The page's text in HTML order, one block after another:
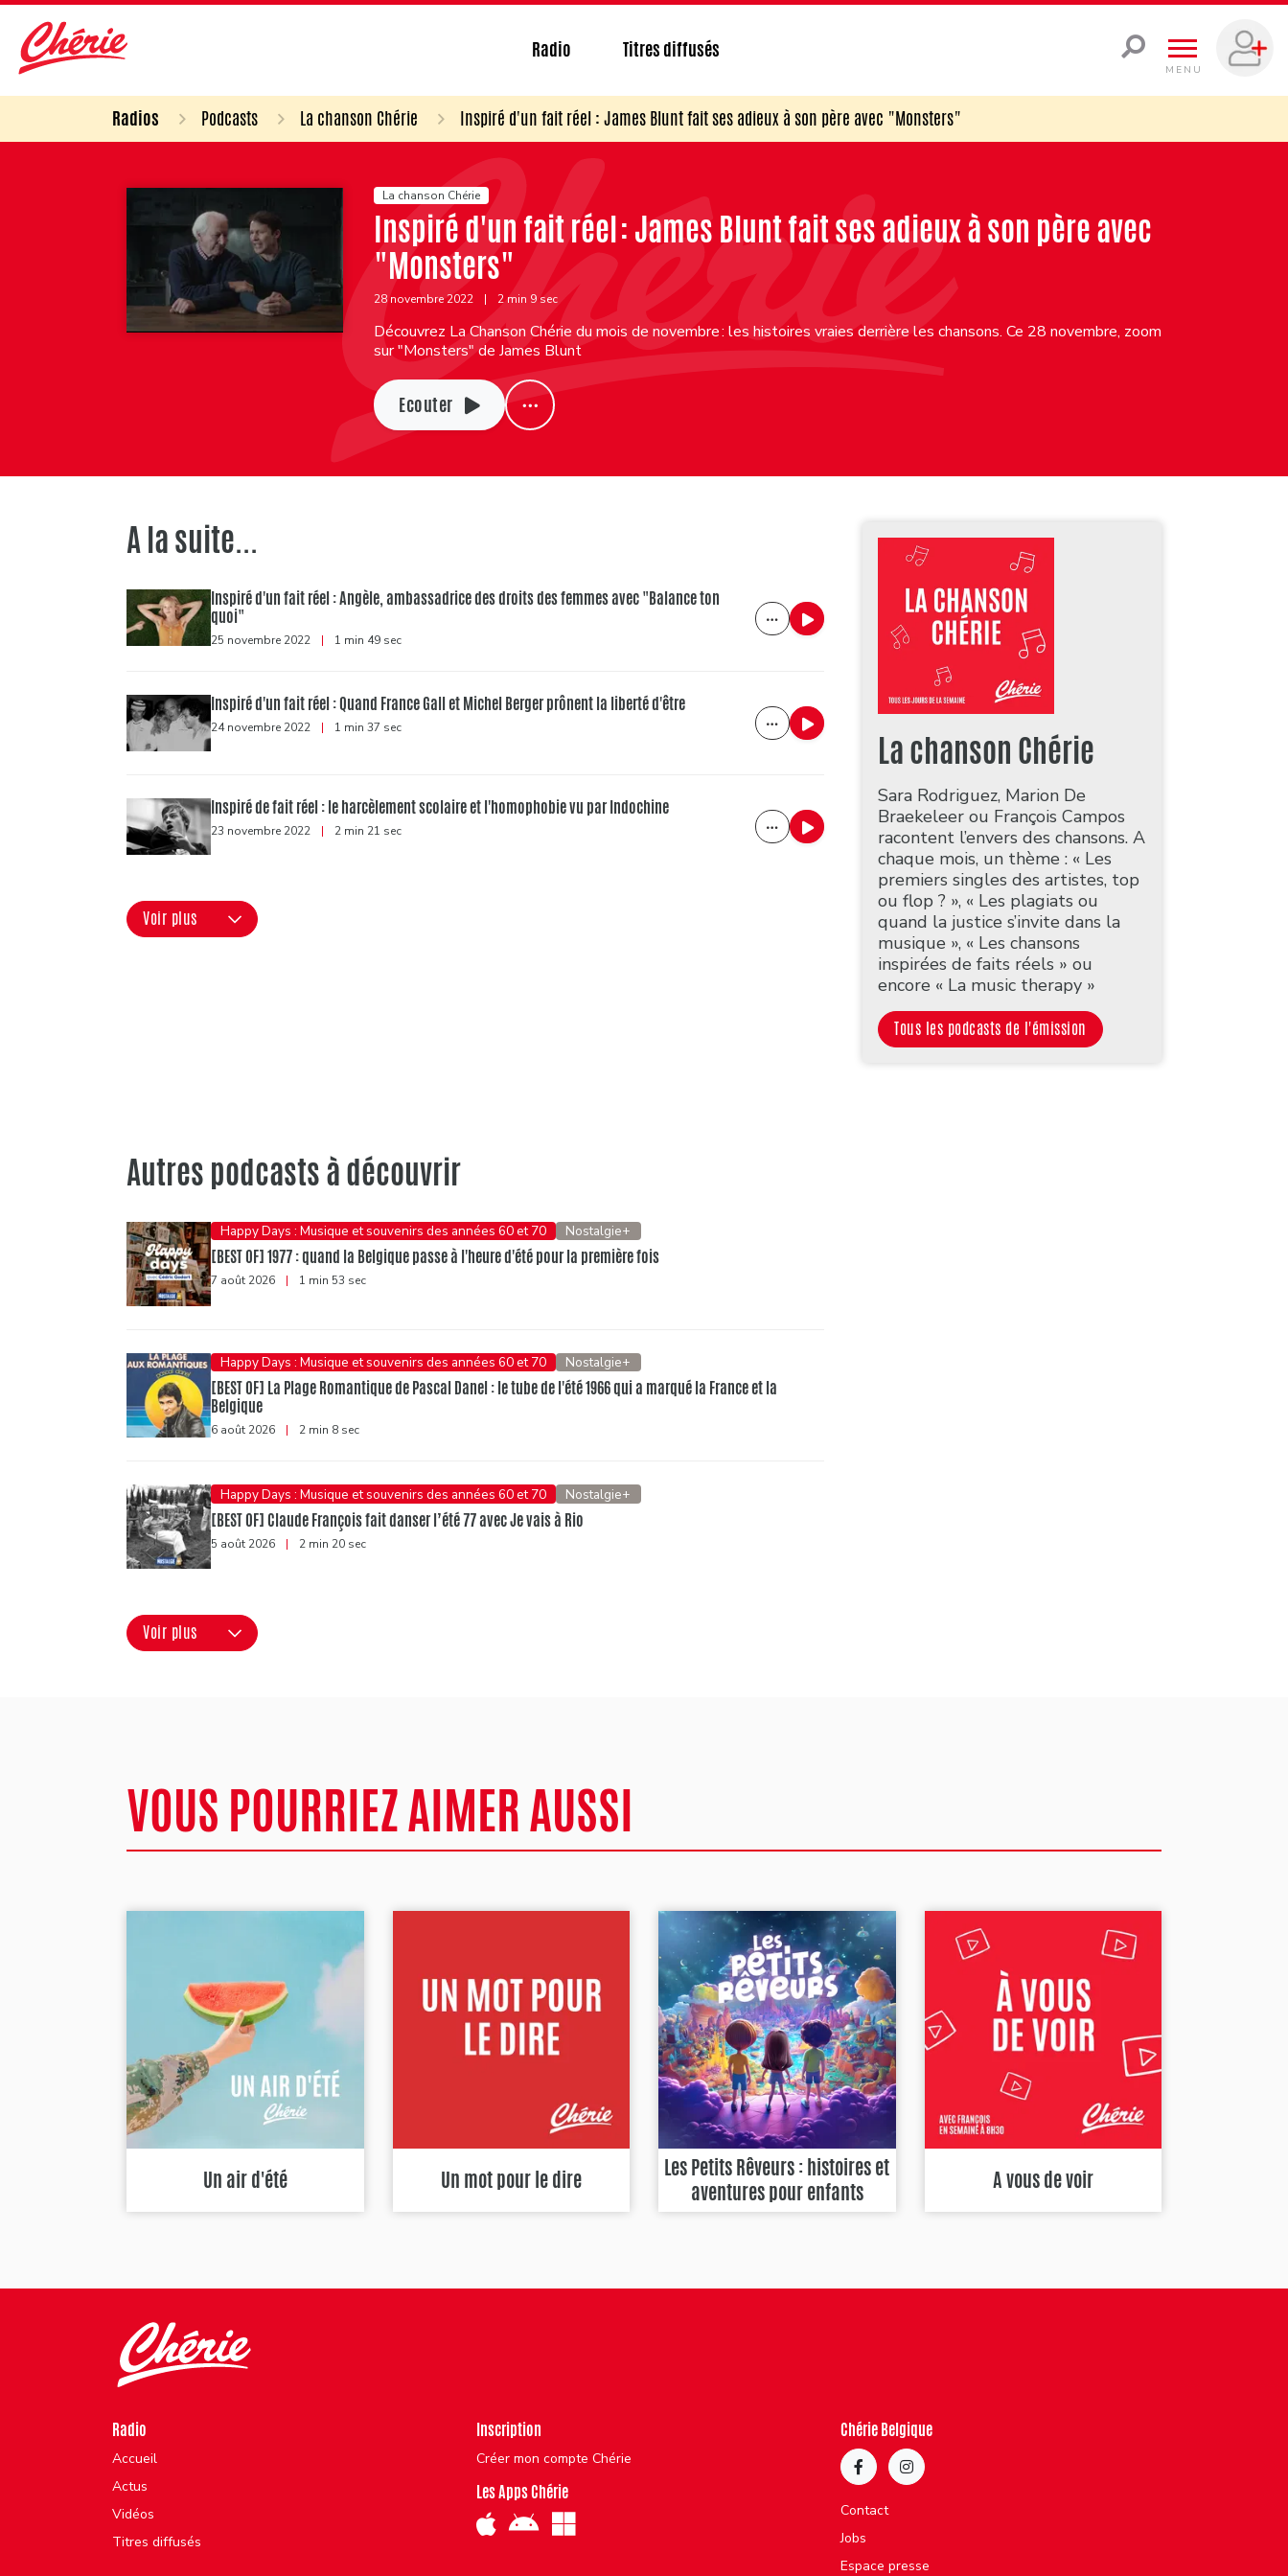
Radio Titres diffusés
MENU
Radios Podcasts La chanson Chérie Inspiré d'un fait réel : James Blunt fait ses adieux à son père avec "Monsters"
La chanson Chérie
Inspiré d'un fait réel : James Blunt fait ses adieux à son père avec
"Monsters"
28 novembre 2022 | 2 min 9 sec
Découvrez La Chanson Chérie du mois de novembre : les histoires vraies derrière les chansons. Ce 28 novembre, zoom
sur "Monsters" de James Blunt
Ecouter
A la suite...
Inspiré d'un fait réel : Angèle, ambassadrice des droits des femmes avec "Balance ton
quoi"
25 novembre 2022 | 1 min 49 sec
Inspiré d'un fait réel : Quand France Gall et Michel Berger prônent la liberté d'être
24 novembre 2022 | 1 min 37 sec
Inspiré de fait réel : le harcèlement scolaire et l'homophobie vu par Indochine
23 novembre 2022 | 2 min 21 sec
Voir plus
La chanson Chérie
Sara Rodriguez, Marion De
Braekeleer ou François Campos
racontent l’envers des chansons. A
chaque mois, un thème : « Les
premiers singles des artistes, top
ou flop ? », « Les plagiats ou
quand la justice s’invite dans la
musique », « Les chansons
inspirées de faits réels » ou
encore « La music therapy »
Tous les podcasts de l'émission
Autres podcasts à découvrir
Happy Days : Musique et souvenirs des années 60 et 70 Nostalgie+
[BEST OF] 1977 : quand la Belgique passe à l'heure d'été pour la première fois
7 août 2026 | 1 min 53 sec
Happy Days : Musique et souvenirs des années 60 et 70 Nostalgie+
[BEST OF] La Plage Romantique de Pascal Danel : le tube de l'été 1966 qui a marqué la France et la
Belgique
6 août 2026 | 2 min 8 sec
Happy Days : Musique et souvenirs des années 60 et 70 Nostalgie+
[BEST OF] Claude François fait danser l’été 77 avec Je vais à Rio
5 août 2026 | 2 min 20 sec
Voir plus
VOUS POURRIEZ AIMER AUSSI
Un air d'été Un mot pour le dire
Les Petits Rêveurs : histoires et
aventures pour enfants
A vous de voir
Radio
Accueil
Actus
Vidéos
Titres diffusés
Inscription
Créer mon compte Chérie
Les Apps Chérie
Chérie Belgique
Contact
Jobs
Espace presse